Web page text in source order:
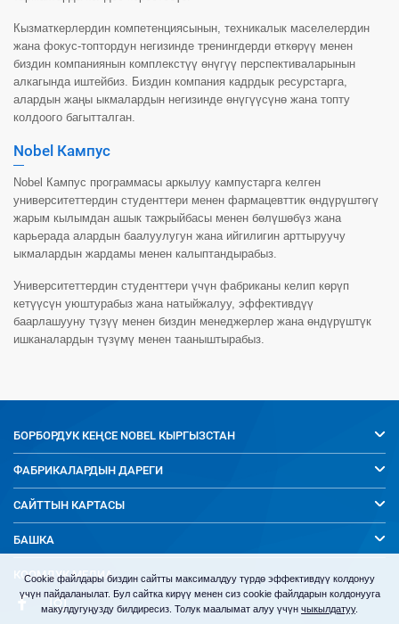
Кызматкерлердин компетенциясынын, техникалык маселелердин
жана фокус-топтордун негизинде тренингдерди өткөрүү менен
биздин компаниянын комплекстүү өнүгүү перспективаларынын
алкагында иштейбиз. Биздин компания кадрдык ресурстарга,
алардын жаңы ыкмалардын негизинде өнүгүүсүнө жана топту
колдоого багытталган.
Nobel Кампус
Nobel Кампус программасы аркылуу кампустарга келген
университеттердин студенттери менен фармацевттик өндүрүштөгү
жарым кылымдан ашык тажрыйбасы менен бөлүшөбүз жана
карьерада алардын баалуулугун жана ийгилигин арттыруучу
ыкмалардын жардамы менен калыптандырабыз.
Университеттердин студенттери үчүн фабриканы келип көрүп
кетүүсүн уюштурабыз жана натыйжалуу, эффективдүү
баарлашууну түзүү менен биздин менеджерлер жана өндүрүштүк
ишканалардын түзүмү менен тааныштырабыз.
БОРБОРДУК КЕҢСЕ NOBEL КЫРГЫЗСТАН
ФАБРИКАЛАРДЫН ДАРЕГИ
САЙТТЫН КАРТАСЫ
БАШКА
КООМДУК МЕДИА
Cookie файлдары биздин сайтты максималдуу түрдө эффективдүү колдонуу
үчүн пайдаланылат. Бул сайтка кирүү менен сиз cookie файлдарын колдонууга
макулдугуңузду билдиресиз. Толук маалымат алуу үчүн чыкылдатуу.